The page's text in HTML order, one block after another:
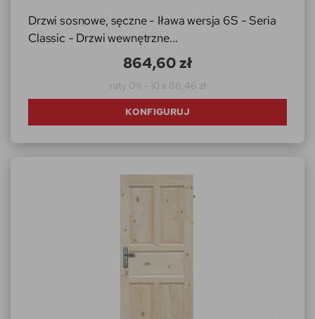
Drzwi sosnowe, sęczne - Iława wersja 6S - Seria
Classic - Drzwi wewnętrzne...
864,60 zł
raty 0% - 10 x 86,46 zł
KONFIGURUJ